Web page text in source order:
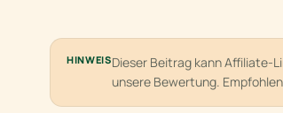
HINWEISDieser Beitrag kann Affiliate-
unsere Bewertung.